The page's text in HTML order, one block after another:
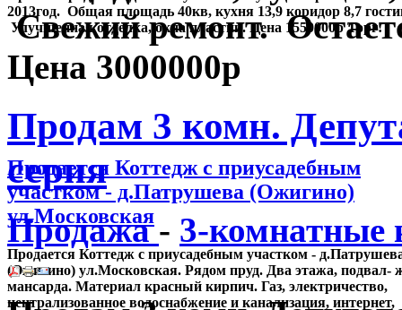
2013год. Общая площадь 40кв, кухня 13,9 коридор 8,7
Улучшенная отделка, окна пластик. Цена 1550000р Торг!
Продается Коттедж с приусадебным
участком - д.Патрушева (Ожигино)
ул.Московская
Продается Коттедж с приусадебным участком -
(Ожигино) ул.Московская. Рядом пруд. Два этажа, подвал-
мансарда. Материал красный кирпич. Газ, электричество,
централизованное водоснабжение и канализация, интернет,
Свежий ремонт.
Цена 3000000р
Продам 3 комн.
серия
Продажа- 3-комнатные